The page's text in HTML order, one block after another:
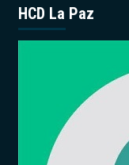
HCD La Paz